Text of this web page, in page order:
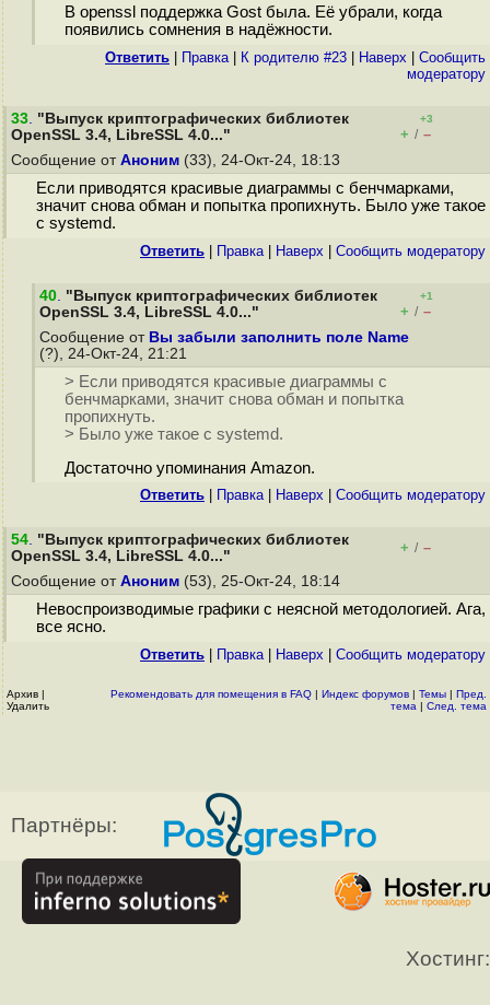
В openssl поддержка Gost была. Её убрали, когда
появились сомнения в надёжности.
Ответить Правка| К родителю #23 Наверх
Cообщить
модератору
33. "Выпуск криптографических библиотек
OpenSSL 3.4, LibreSSL 4.0..."
+3
+ / –
Сообщение от Аноним (33), 24-Окт-24, 18:13
Если приводятся красивые диаграммы с бенчмарками,
значит снова обман и попытка пропихнуть. Было уже такое
с systemd.
Ответить Правка| Наверх Cообщить модератору
40. "Выпуск криптографических библиотек
OpenSSL 3.4, LibreSSL 4.0..."
+1
+ / –
Сообщение от Вы забыли заполнить поле Name
(?), 24-Окт-24, 21:21
> Если приводятся красивые диаграммы с
бенчмарками, значит снова обман и попытка
пропихнуть.
> Было уже такое с systemd.
Достаточно упоминания Amazon.
Ответить Правка| Наверх Cообщить модератору
54. "Выпуск криптографических библиотек
OpenSSL 3.4, LibreSSL 4.0..."
+ / –
Сообщение от Аноним (53), 25-Окт-24, 18:14
Невоспроизводимые графики с неясной методологией. Ага,
все ясно.
Ответить Правка| Наверх Cообщить модератору
Архив |
Удалить
Рекомендовать для помещения в FAQ | Индекс форумов | Темы | Пред.
тема | След. тема
Партнёры:
Хостинг: